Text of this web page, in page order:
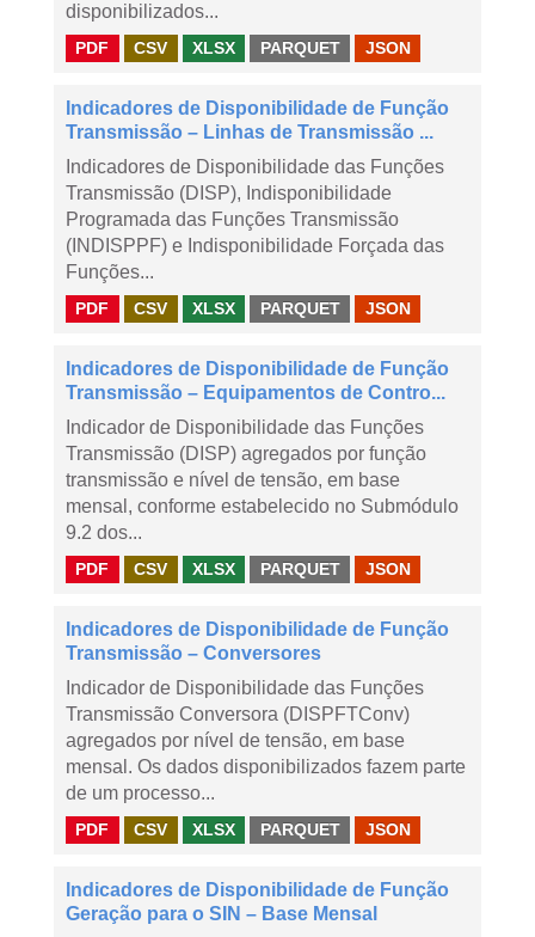
disponibilizados...
PDF CSV XLSX PARQUET JSON
Indicadores de Disponibilidade de Função
Transmissão – Linhas de Transmissão ...
Indicadores de Disponibilidade das Funções
Transmissão (DISP), Indisponibilidade
Programada das Funções Transmissão
(INDISPPF) e Indisponibilidade Forçada das
Funções...
PDF CSV XLSX PARQUET JSON
Indicadores de Disponibilidade de Função
Transmissão – Equipamentos de Contro...
Indicador de Disponibilidade das Funções
Transmissão (DISP) agregados por função
transmissão e nível de tensão, em base
mensal, conforme estabelecido no Submódulo
9.2 dos...
PDF CSV XLSX PARQUET JSON
Indicadores de Disponibilidade de Função
Transmissão – Conversores
Indicador de Disponibilidade das Funções
Transmissão Conversora (DISPFTConv)
agregados por nível de tensão, em base
mensal. Os dados disponibilizados fazem parte
de um processo...
PDF CSV XLSX PARQUET JSON
Indicadores de Disponibilidade de Função
Geração para o SIN – Base Mensal